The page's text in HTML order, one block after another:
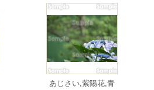
あじさい,紫陽花,青